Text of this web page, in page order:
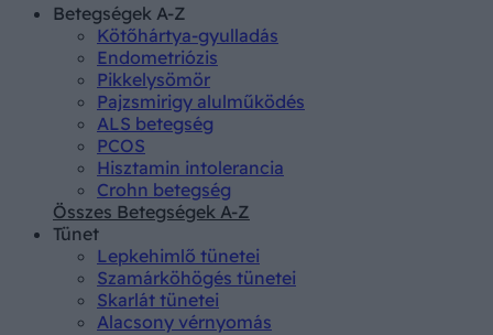
Betegségek A-Z
Kötőhártya-gyulladás
Endometriózis
Pikkelysömör
Pajzsmirigy alulműködés
ALS betegség
PCOS
Hisztamin intolerancia
Crohn betegség
Összes Betegségek A-Z
Tünet
Lepkehimlő tünetei
Szamárköhögés tünetei
Skarlát tünetei
Alacsony vérnyomás